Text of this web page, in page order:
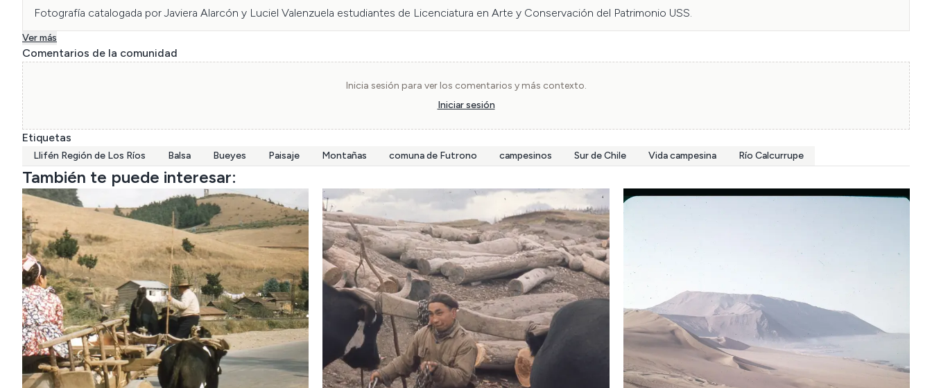
Fotografía catalogada por Javiera Alarcón y Luciel Valenzuela estudiantes de Licenciatura en Arte y Conservación del Patrimonio USS.
Ver más
Comentarios de la comunidad
Inicia sesión para ver los comentarios y más contexto.
Iniciar sesión
Etiquetas
Llifén Región de Los Ríos Balsa Bueyes Paisaje Montañas comuna de Futrono campesinos Sur de Chile Vida campesina Río Calcurrupe
También te puede interesar: